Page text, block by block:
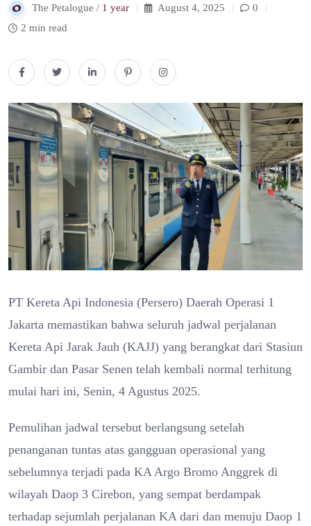
The Petalogue / 1 year August 4, 2025
0
2 min read
PT Kereta Api Indonesia (Persero) Daerah Operasi 1
Jakarta memastikan bahwa seluruh jadwal perjalanan
Kereta Api Jarak Jauh (KAJJ) yang berangkat dari Stasiun
Gambir dan Pasar Senen telah kembali normal terhitung
mulai hari ini, Senin, 4 Agustus 2025.
Pemulihan jadwal tersebut berlangsung setelah
penanganan tuntas atas gangguan operasional yang
sebelumnya terjadi pada KA Argo Bromo Anggrek di
wilayah Daop 3 Cirebon, yang sempat berdampak
terhadap sejumlah perjalanan KA dari dan menuju Daop 1